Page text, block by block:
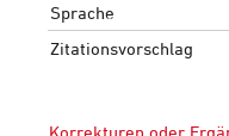
Sprache
Zitationsvorschlag
Korrekturen oder